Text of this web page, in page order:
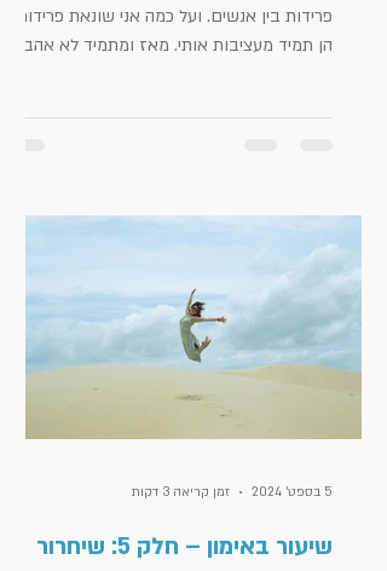
פרידות בין אנשים. ועל כמה אני שונאת פרידות.
הן תמיד מעציבות אותי. מאז ומתמיד לא אהבתי
שיעור באימון – חלק 5: שיחרור
5 בספט׳ 2024 זמן קריאה 3 דקות